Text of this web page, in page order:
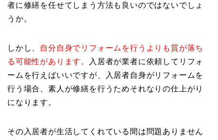
者に修繕を任せてしまう方法も良いのではないでしょ
うか。
しかし、
自分自身でリフォームを行うよりも質が落ち
る可能性があります。
入居者が業者に依頼してリフォ
ームを行えばいいですが、入居者自身がリフォームを
行う場合、素人が修繕を行うためそれなりの仕上がり
になります。
その入居者が生活してくれている間は問題ありません